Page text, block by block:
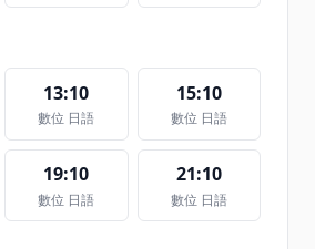
13:10
數位 日語
15:10
數位 日語
19:10
數位 日語
21:10
數位 日語